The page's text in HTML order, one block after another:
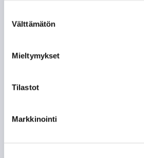
valinta
Välttämätön
Mieltymykset
Tilastot
Markkinointi